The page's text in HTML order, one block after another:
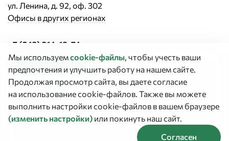
ул. Ленина, д. 92, оф. 302
Офисы в других регионах
+7 (342) 214-18-74
Заказать звонок
График работы:
Сегодня выходной
Мы используемcookie‑файлы, чтобы учесть ваши
предпочтения и улучшить работу на нашем сайте.
Продолжая просмотр сайта, вы даете согласие
на использование cookie-файлов. Также вы можете
выполнить настройки cookie-файлов в вашем браузере
(изменить настройки) или покинуть наш сайт.
Согласен